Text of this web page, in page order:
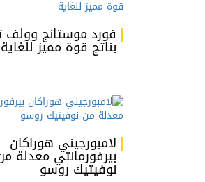
فورد موستانج وولف
بناتج قوة مميز للغاية
لامبورجيني هوراكان
بيرفورمانتي معدلة
نوفيتيك روسو